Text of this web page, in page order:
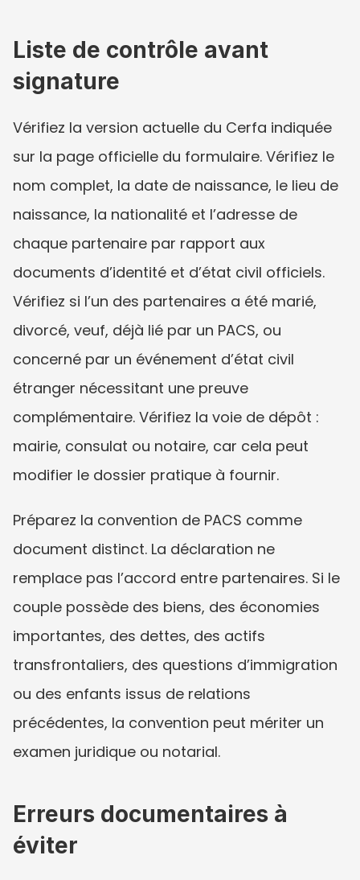
Liste de contrôle avant
signature
Vérifiez la version actuelle du Cerfa indiquée
sur la page officielle du formulaire. Vérifiez le
nom complet, la date de naissance, le lieu de
naissance, la nationalité et l’adresse de
chaque partenaire par rapport aux
documents d’identité et d’état civil officiels.
Vérifiez si l’un des partenaires a été marié,
divorcé, veuf, déjà lié par un PACS, ou
concerné par un événement d’état civil
étranger nécessitant une preuve
complémentaire. Vérifiez la voie de dépôt :
mairie, consulat ou notaire, car cela peut
modifier le dossier pratique à fournir.
Préparez la convention de PACS comme
document distinct. La déclaration ne
remplace pas l’accord entre partenaires. Si le
couple possède des biens, des économies
importantes, des dettes, des actifs
transfrontaliers, des questions d’immigration
ou des enfants issus de relations
précédentes, la convention peut mériter un
examen juridique ou notarial.
Erreurs documentaires à
éviter